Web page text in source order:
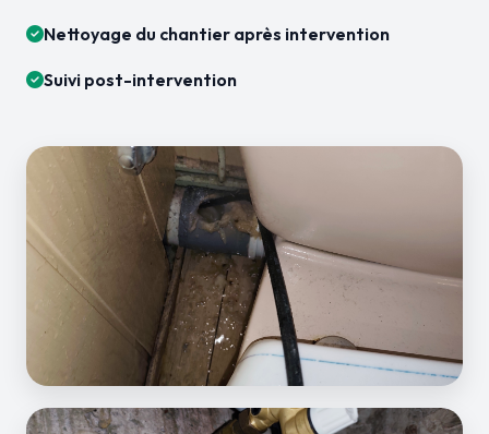
Nettoyage du chantier après intervention
Suivi post-intervention